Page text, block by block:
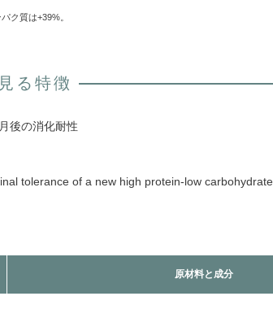
ク質は+39%。
る特徴
tolerance of a new high protein-low
原材料と成分